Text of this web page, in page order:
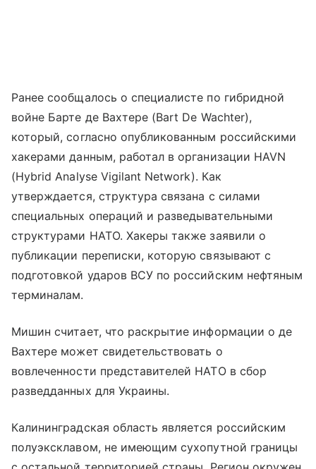
Ранее сообщалось о специалисте по гибридной
войне Бартe де Вахтере (Bart De Wachter),
который, согласно опубликованным российскими
хакерами данным, работал в организации HAVN
(Hybrid Analyse Vigilant Network). Как
утверждается, структура связана с силами
специальных операций и разведывательными
структурами НАТО. Хакеры также заявили о
публикации переписки, которую связывают с
подготовкой ударов ВСУ по российским нефтяным
терминалам.
Мишин считает, что раскрытие информации о де
Вахтере может свидетельствовать о
вовлеченности представителей НАТО в сбор
разведданных для Украины.
Калининградская область является российским
полуэксклавом, не имеющим сухопутной границы